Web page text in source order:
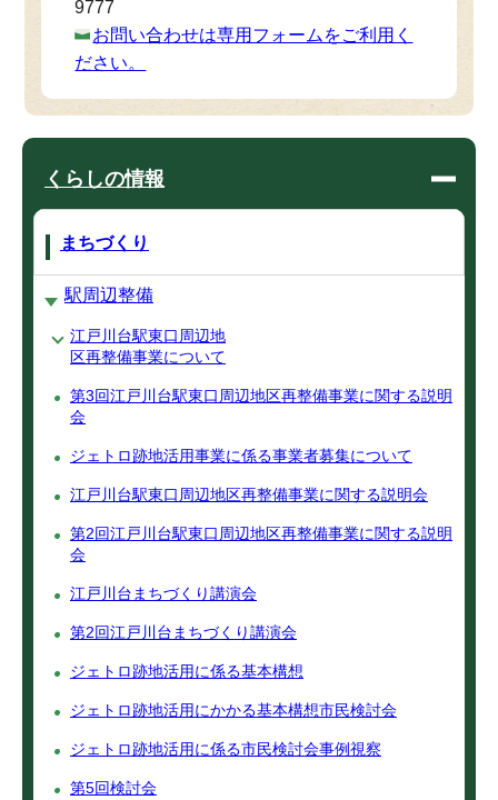
9777
お問い合わせは専用フォームをご利用く
ださい。
くらしの情報
まちづくり
駅周辺整備
江戸川台駅東口周辺地
区再整備事業について
第3回江戸川台駅東口周辺地区再整備事業に関する説明
会
ジェトロ跡地活用事業に係る事業者募集について
江戸川台駅東口周辺地区再整備事業に関する説明会
第2回江戸川台駅東口周辺地区再整備事業に関する説明
会
江戸川台まちづくり講演会
第2回江戸川台まちづくり講演会
ジェトロ跡地活用に係る基本構想
ジェトロ跡地活用にかかる基本構想市民検討会
ジェトロ跡地活用に係る市民検討会事例視察
第5回検討会